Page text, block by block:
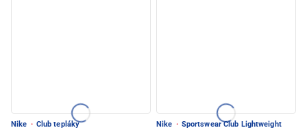
Nike · Club tepláky Nike · Sportswear Club Lightweight